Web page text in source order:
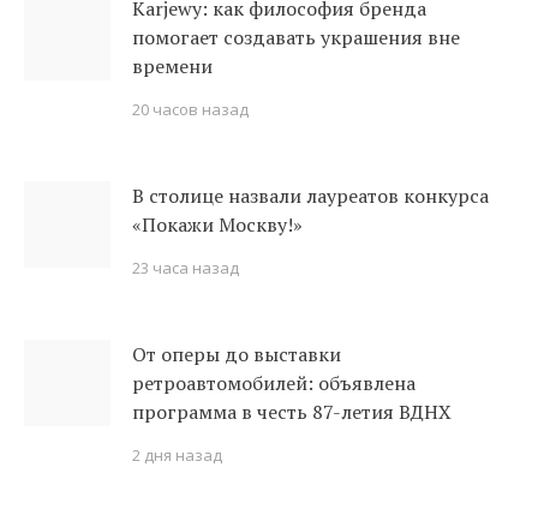
Karjewy: как философия бренда
помогает создавать украшения вне
времени
20 часов назад
В столице назвали лауреатов конкурса
«Покажи Москву!»
23 часа назад
От оперы до выставки
ретроавтомобилей: объявлена
программа в честь 87-летия ВДНХ
2 дня назад